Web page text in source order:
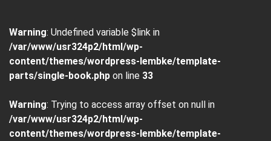
Warning: Undefined variable $link in
/var/www/usr324p2/html/wp-
content/themes/wordpress-lembke/template-
parts/single-book.php on line 33
Warning: Trying to access array offset on null in
/var/www/usr324p2/html/wp-
content/themes/wordpress-lembke/template-